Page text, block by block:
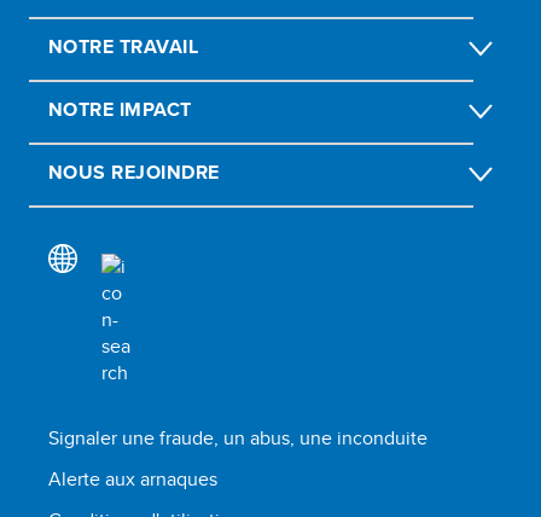
NOTRE TRAVAIL
NOTRE IMPACT
NOUS REJOINDRE
Signaler une fraude, un abus, une inconduite
Alerte aux arnaques